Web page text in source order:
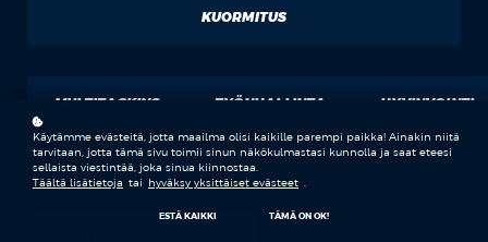
KUORMITUS
MULTITASKING TYÖNHALLINTA HYVINVOINTI
Käytämme evästeitä, jotta maailma olisi kaikille parempi paikka! Ainakin niitä
tarvitaan, jotta tämä sivu toimii sinun näkökulmastasi kunnolla ja saat eteesi
sellaista viestintää, joka sinua kiinnostaa.
Täältä lisätietoja tai hyväksy yksittäiset evästeet
ESTÄ KAIKKI TÄMÄ ON OK!